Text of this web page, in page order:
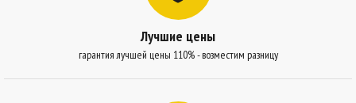
Лучшие цены
гарантия лучшей цены 110% - возместим разницу